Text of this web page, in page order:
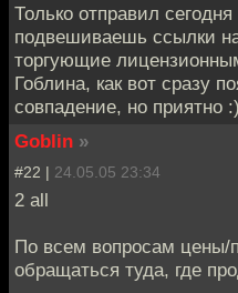
Только отправил
подвешиваешь ссылки
торгующие
Гоблина, как вот сразу
совпадение, но приятно :)
Goblin »
#22 | 24.05.05 23:34
2 all
По всем вопросам цены/
обращаться туда, где